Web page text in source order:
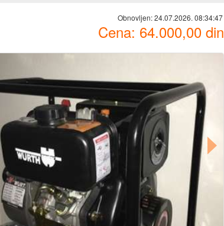
Obnovljen:24.07.2026. 08:34:47
Cena: 64.000,00 din